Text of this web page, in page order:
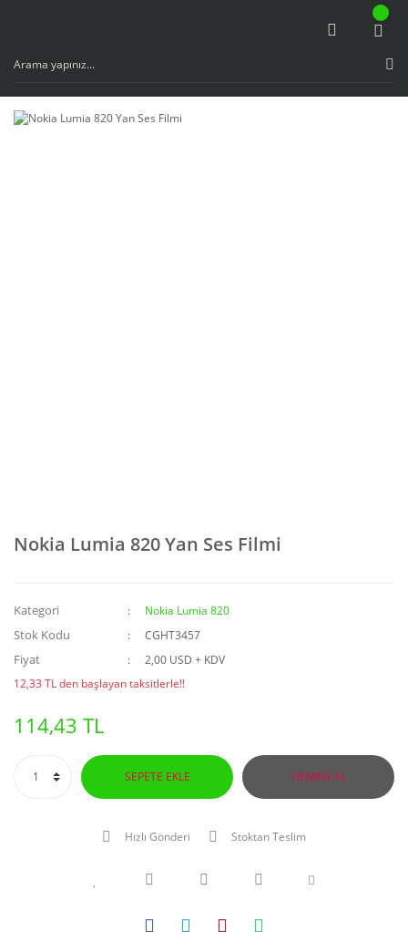
Nokia Lumia 820 Yan Ses Filmi
Kategori Nokia Lumia 820
Stok Kodu CGHT3457
Fiyat
2,00 USD + KDV
12,33 TL den başlayan taksitlerle!!
114,43 TL
SEPETE EKLE HEMEN AL
Hızlı Gönderi Stoktan Teslim